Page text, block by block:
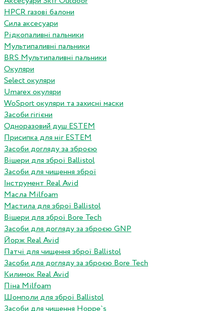
HPCR газові балони
Сила аксесуари
Рідкопаливні пальники
Мультипаливні пальники
BRS Мультипаливні пальники
Окуляри
Select окуляри
Umarex окуляри
WoSport окуляри та захисні маски
Засоби гігієни
Одноразовий душ ESTEM
Присипка для ніг ESTEM
Засоби догляду за зброєю
Вішери для зброї Ballistol
Засоби для чищення зброї
Інструмент Real Avid
Масла Milfoam
Мастила для зброї Ballistol
Вішери для зброї Bore Tech
Засоби для догляду за зброєю GNP
Йорж Real Avid
Патчі для чищення зброї Ballistol
Засоби для догляду за зброєю Bore Tech
Килимок Real Avid
Піна Milfoam
Шомполи для зброї Ballistol